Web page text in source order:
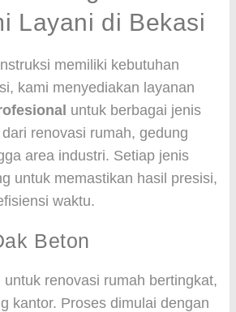
Layani di Bekasi
memiliki kebutuhan
kami menyediakan layanan
untuk berbagai jenis
renovasi rumah, gedung
area industri. Setiap jenis
untuk memastikan hasil presisi,
waktu.
Beton
renovasi rumah bertingkat,
kantor. Proses dimulai dengan